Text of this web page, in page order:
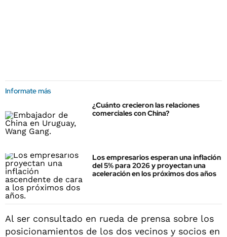
Informate más
¿Cuánto crecieron las relaciones
comerciales con China?
Los empresarios esperan una inflación
del 5% para 2026 y proyectan una
aceleración en los próximos dos años
Al ser consultado en rueda de prensa sobre los
posicionamientos de los dos vecinos y socios en